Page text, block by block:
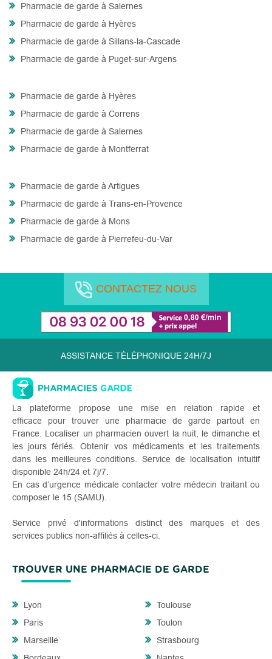
Pharmacie de garde à Salernes
Pharmacie de garde à Hyères
Pharmacie de garde à Sillans-la-Cascade
Pharmacie de garde à Puget-sur-Argens
Pharmacie de garde à Hyères
Pharmacie de garde à Correns
Pharmacie de garde à Salernes
Pharmacie de garde à Montferrat
Pharmacie de garde à Artigues
Pharmacie de garde à Trans-en-Provence
Pharmacie de garde à Mons
Pharmacie de garde à Pierrefeu-du-Var
CONTACTEZ NOUS
ASSISTANCE TÉLÉPHONIQUE 24H/7J
La plateforme propose une mise en relation rapide et
efficace pour trouver une pharmacie de garde partout en
France. Localiser un pharmacien ouvert la nuit, le dimanche et
les jours fériés. Obtenir vos médicaments et les traitements
dans les meilleures conditions. Service de localisation intuitif
disponible 24h/24 et 7j/7.
En cas d’urgence médicale contacter votre médecin traitant ou
composer le 15 (SAMU).
Service privé d'informations distinct des marques et des
services publics non-affiliés à celles-ci.
TROUVER UNE PHARMACIE DE GARDE
Lyon
Paris
Marseille
Toulouse
Toulon
Strasbourg